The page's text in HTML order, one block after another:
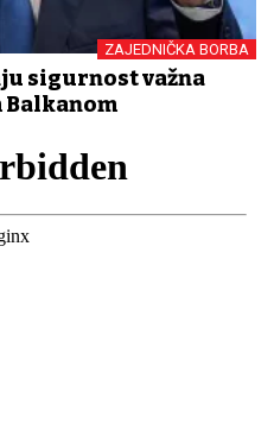
ZAJEDNIČKA BORBA
sigurnost važna
Balkanom